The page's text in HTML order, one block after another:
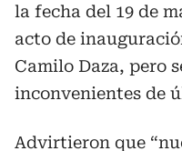
la fecha del 19 de
acto de
Camilo Daza, pero
inconvenientes de
Advirtieron que